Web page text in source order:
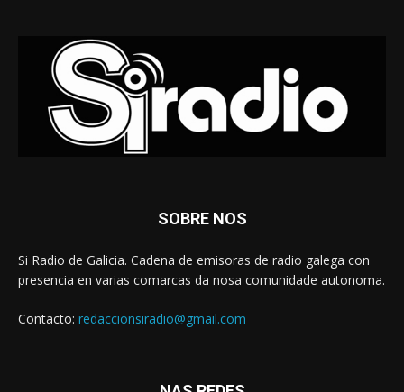
SOBRE NOS
Si Radio de Galicia. Cadena de emisoras de radio galega con
presencia en varias comarcas da nosa comunidade autonoma.
Contacto: redaccionsiradio@gmail.com